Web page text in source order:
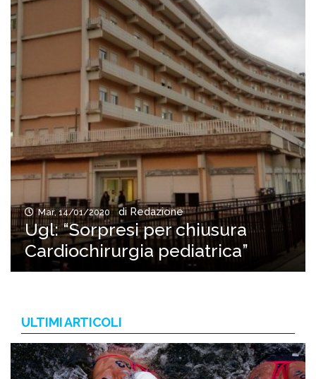
Mar, 14/01/2020 di Redazione
Ugl: “Sorpresi per chiusura
Cardiochirurgia pediatrica”
ULTIMI ARTICOLI